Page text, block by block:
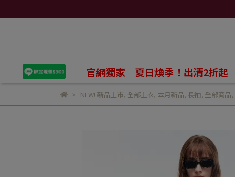
官網獨家｜夏日煥季！出清2折起
NEW! 新品上市, 全部上衣, 本月新品, 長袖, 全部商品,